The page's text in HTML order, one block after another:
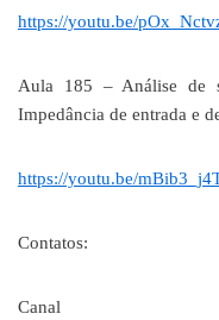
https://youtu.be/
Aula 185 – Análise de
Impedância de entrada e
https://youtu.be/
Contatos:
Canal